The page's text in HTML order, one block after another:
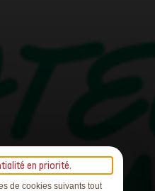
en priorité.
de cookies suivants tout